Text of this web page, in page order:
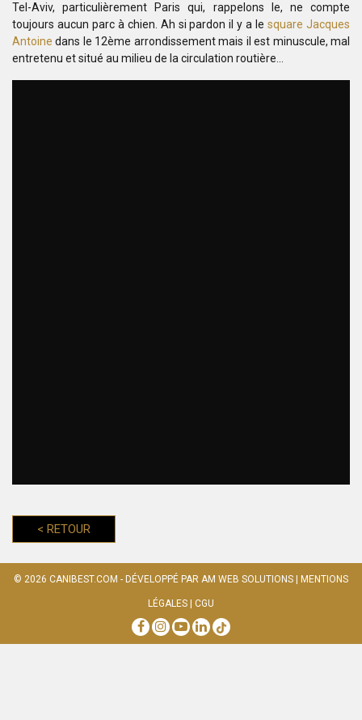
Tel-Aviv, particulièrement Paris qui, rappelons le, ne compte
toujours aucun parc à chien. Ah si pardon il y a lesquare Jacques
Antoine dans le 12ème arrondissement mais il est minuscule, mal
entretenu et situé au milieu de la circulation routière…
< RETOUR
© 2026 CANIBEST.COM - DÉVELOPPÉ PAR AM WEB SOLUTIONS MENTIONS
LÉGALES CGU